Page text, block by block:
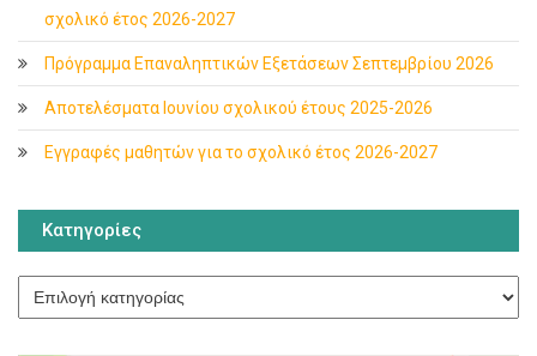
σχολικό έτος 2026-2027
Πρόγραμμα Επαναληπτικών Εξετάσεων Σεπτεμβρίου 2026
Αποτελέσματα Ιουνίου σχολικού έτους 2025-2026
Εγγραφές μαθητών για το σχολικό έτος 2026-2027
Κατηγορίες
Κατηγορίες